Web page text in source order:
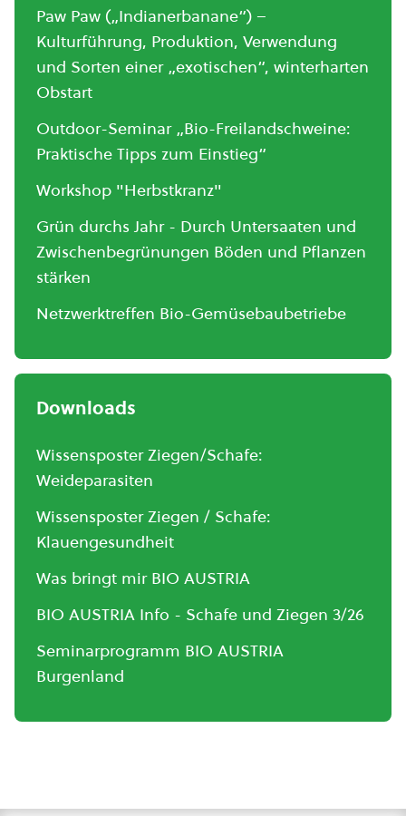
Paw Paw („Indianerbanane“) –
Kulturführung, Produktion, Verwendung
und Sorten einer „exotischen“, winterharten
Obstart
Outdoor-Seminar „Bio-Freilandschweine:
Praktische Tipps zum Einstieg“
Workshop "Herbstkranz"
Grün durchs Jahr - Durch Untersaaten und
Zwischenbegrünungen Böden und Pflanzen
stärken
Netzwerktreffen Bio-Gemüsebaubetriebe
Downloads
Wissensposter Ziegen/Schafe:
Weideparasiten
Wissensposter Ziegen / Schafe:
Klauengesundheit
Was bringt mir BIO AUSTRIA
BIO AUSTRIA Info - Schafe und Ziegen 3/26
Seminarprogramm BIO AUSTRIA
Burgenland